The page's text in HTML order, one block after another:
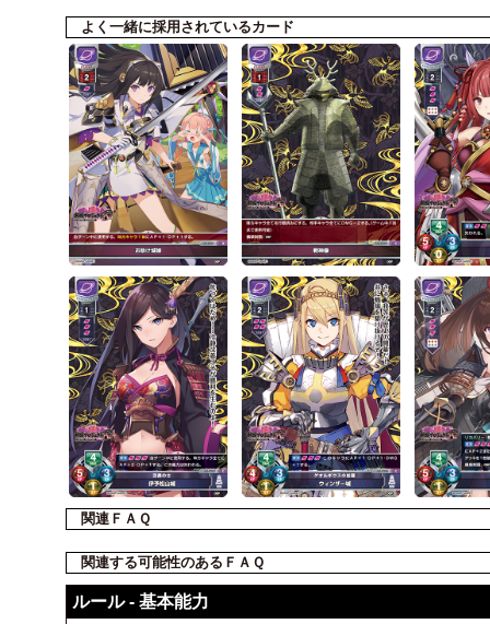
よく一緒に採用されているカード
関連ＦＡＱ
関連する可能性のあるＦＡＱ
ルール - 基本能力